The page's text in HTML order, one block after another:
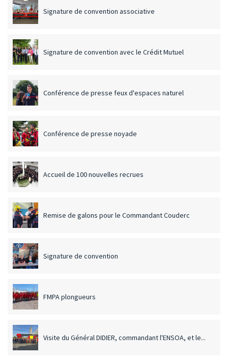
Signature de convention associative
Signature de convention avec le Crédit Mutuel
Conférence de presse feux d'espaces naturel
Conférence de presse noyade
Accueil de 100 nouvelles recrues
Remise de galons pour le Commandant Couderc
Signature de convention
FMPA plongueurs
Visite du Général DIDIER, commandant l'ENSOA, et le...